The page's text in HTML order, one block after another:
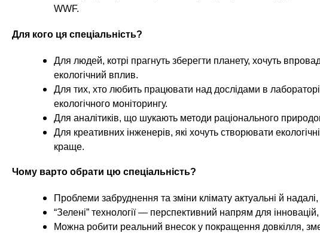
WWF.
Для кого ця спеціальність?
Для людей, котрі прагнуть зберегти планету, хочуть
екологічний вплив.
Для тих, хто любить працювати над дослідами в
екологічного моніторингу.
Для аналітиків, що шукають методи раціонального
Для креативних інженерів, які хочуть створювати
краще.
Чому варто обрати цю спеціальність?
Проблеми забруднення та зміни клімату актуальні й
“Зелені” технології — перспективний напрям для інновацій,
Можна робити реальний внесок у покращення довкілля,